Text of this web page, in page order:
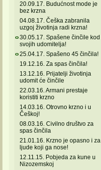
20.09.17. Budućnost mode je
bez krzna
04.08.17. Češka zabranila
uzgoj životinja radi krzna!
30.05.17. Spašene činčile kod
svojih udomitelja!
25.04.17. Spašeno 45 činčila!
19.12.16. Za spas činčila!
13.12.16. Prijatelji životinja
udomit će činčile
22.03.16. Armani prestaje
koristiti krzno
14.03.16. Otrovno krzno i u
Češkoj!
08.03.16. Civilno društvo za
spas činčila
21.01.16. Krzno je opasno i za
ljude koji ga nose!
12.11.15. Pobjeda za kune u
Nizozemskoj